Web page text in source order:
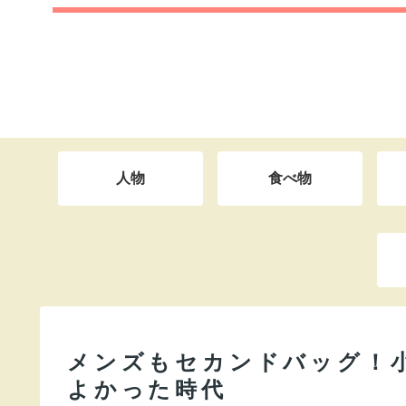
人物 食べ物
メンズもセカンドバッグ！
よかった時代